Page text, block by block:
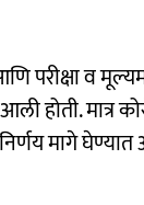
परीक्षा व
होती. मात्र
मागे घेण्यात